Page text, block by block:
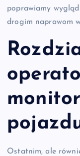
poprawiamy
drogim naprawom
Ostatnim, ale